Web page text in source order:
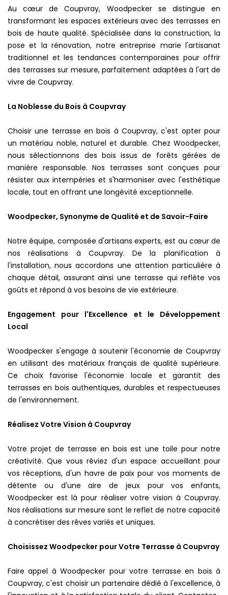
Au cœur de Coupvray, Woodpecker se distingue en
transformant les espaces extérieurs avec des terrasses en
bois de haute qualité. Spécialisée dans la construction, la
pose et la rénovation, notre entreprise marie l'artisanat
traditionnel et les tendances contemporaines pour offrir
des terrasses sur mesure, parfaitement adaptées à l'art de
vivre de Coupvray.
La Noblesse du Bois à Coupvray
Choisir une terrasse en bois à Coupvray, c'est opter pour
un matériau noble, naturel et durable. Chez Woodpecker,
nous sélectionnons des bois issus de forêts gérées de
manière responsable. Nos terrasses sont conçues pour
résister aux intempéries et s'harmoniser avec l'esthétique
locale, tout en offrant une longévité exceptionnelle.
Woodpecker, Synonyme de Qualité et de Savoir-Faire
Notre équipe, composée d'artisans experts, est au cœur de
nos réalisations à Coupvray. De la planification à
l'installation, nous accordons une attention particulière à
chaque détail, assurant ainsi une terrasse qui reflète vos
goûts et répond à vos besoins de vie extérieure.
Engagement pour l'Excellence et le Développement
Local
Woodpecker s'engage à soutenir l'économie de Coupvray
en utilisant des matériaux français de qualité supérieure.
Ce choix favorise l'économie locale et garantit des
terrasses en bois authentiques, durables et respectueuses
de l'environnement.
Réalisez Votre Vision à Coupvray
Votre projet de terrasse en bois est une toile pour notre
créativité. Que vous rêviez d'un espace accueillant pour
vos réceptions, d'un havre de paix pour vos moments de
détente ou d'une aire de jeux pour vos enfants,
Woodpecker est là pour réaliser votre vision à Coupvray.
Nos réalisations sur mesure sont le reflet de notre capacité
à concrétiser des rêves variés et uniques.
Choisissez Woodpecker pour Votre Terrasse à Coupvray
Faire appel à Woodpecker pour votre terrasse en bois à
Coupvray, c'est choisir un partenaire dédié à l'excellence, à